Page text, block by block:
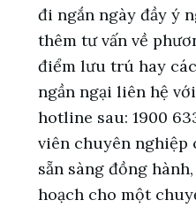
đi ngắn ngày đầy ý
thêm tư vấn về
điểm lưu trú hay
ngần ngại liên hệ
hotline sau: 1900
viên chuyên
sẵn sàng đồng
hoạch cho một